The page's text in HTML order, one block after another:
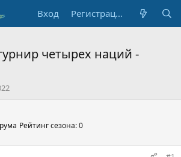
Вход Регистрация
четырех наций -
Рейтинг сезона: 0